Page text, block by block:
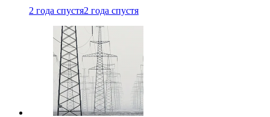
2 года спустя2 года спустя